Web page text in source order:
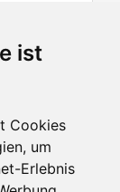
ist
Cookies
um
Erlebnis